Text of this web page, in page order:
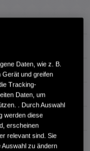
PS
Daten, wie z. B.
Gerät und greifen
Tracking-
Daten, um
. Durch Auswahl
werden diese
erscheinen
relevant sind. Sie
zu ändern